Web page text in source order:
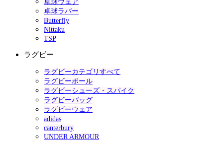
卓球ウェア
卓球ラバー
Butterfly
Nittaku
TSP
ラグビー
ラグビーカテゴリすべて
ラグビーボール
ラグビーシューズ・スパイク
ラグビーバッグ
ラグビーウェア
adidas
canterbury
UNDER ARMOUR